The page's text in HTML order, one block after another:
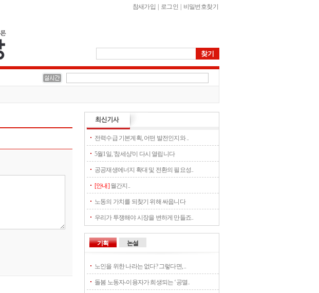
참새가입 로그인 비밀번호찾기
전력수급 기본계획, 어떤 발전인지와 ..
5월1일, '참세상'이 다시 열립니다
공공재생에너지 확대 및 전환의 필요성..
[안내]월간지..
노동의 가치를 되찾기 위해 싸웁니다
우리가 투쟁해야 시장을 변하게 만들죠..
기획
노인을 위한 나라는 없다? 그렇다면, ..
돌봄 노동자-이용자가 희생되는 ‘공멸..
논설